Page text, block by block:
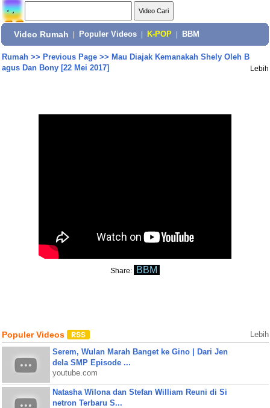
Video Rumah Populer Videos K-POP BBM
Rumah>> Previous Page>> Mau Diajak Kemanakah Shely Oleh B
agus Dan Bony [22 Mei 2017]
Lebih
Share: BBM
Populer Videos Lebih
Serem, Wulan Marah Banget ke Gino | Dari Jen
dela SMP Episode ...
youtube.com
Natasha Wilona dan Stefan William Reuni di Si
netron Terbaru S...